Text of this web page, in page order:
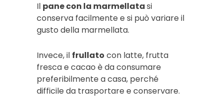
Il pane con la marmellatasi
conserva facilmente e si può variare il
gusto della marmellata.
Invece, il frullato con latte, frutta
fresca e cacao è da consumare
preferibilmente a casa, perché
difficile da trasportare e conservare.